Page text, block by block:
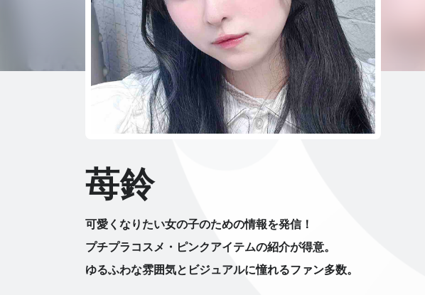
苺鈴
可愛くなりたい女の子のための情報を発信！
プチプラコスメ・ピンクアイテムの紹介が得意。
ゆるふわな雰囲気とビジュアルに憧れるファン多数。